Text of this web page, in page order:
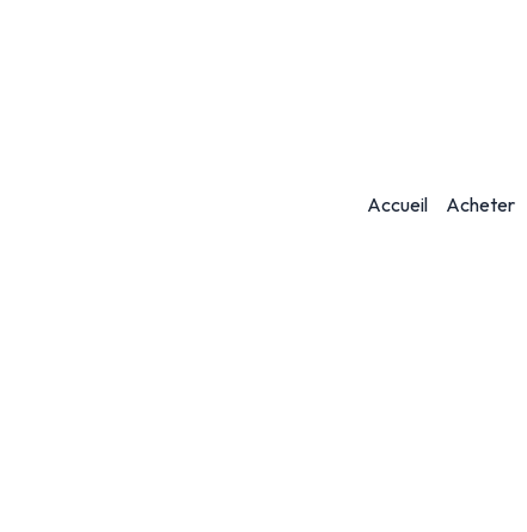
Accueil Acheter